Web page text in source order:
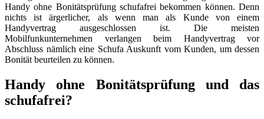
Handy ohne Bonitätsprüfung schufafrei bekommen können. Denn
nichts ist ärgerlicher, als wenn man als Kunde von einem
Handyvertrag ausgeschlossen ist. Die meisten
Mobilfunkunternehmen verlangen beim Handyvertrag vor
Abschluss nämlich eine Schufa Auskunft vom Kunden, um dessen
Bonität beurteilen zu können.
Handy ohne Bonitätsprüfungund das
schufafrei?